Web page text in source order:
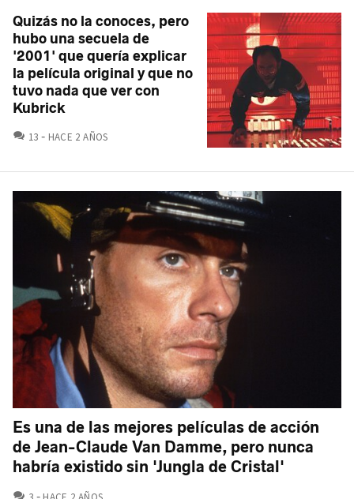
Quizás no la conoces, pero
hubo una secuela de
'2001' que quería explicar
la película original y que no
tuvo nada que ver con
Kubrick
13 COMENTARIOS
HACE 2 AÑOS
Es una de las mejores películas de acción
de Jean-Claude Van Damme, pero nunca
habría existido sin 'Jungla de Cristal'
COMENTARIOS